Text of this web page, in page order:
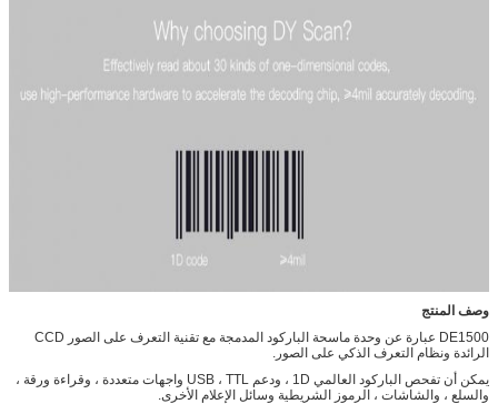
وصف المنتج
DE1500 عبارة عن وحدة ماسحة الباركود المدمجة مع تقنية التعرف على الصور CCD
الرائدة ونظام التعرف الذكي على الصور.
يمكن أن تفحص الباركود العالمي 1D ، ودعم USB ، TTL واجهات متعددة ، وقراءة ورقة ،
والسلع ، والشاشات ، الرموز الشريطية وسائل الإعلام الأخرى.